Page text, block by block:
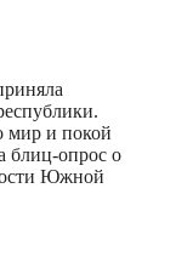
мир и покой
блиц-опрос о
Южной